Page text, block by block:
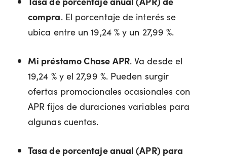
compra. El porcentaje de interés se
ubica entre un 19,24 % y un 27,99 %.
Mi préstamo Chase APR. Va desde el
19,24 % y el 27,99 %. Pueden surgir
ofertas promocionales ocasionales con
APR fijos de duraciones variables para
algunas cuentas.
Tasa de porcentaje anual (APR) para